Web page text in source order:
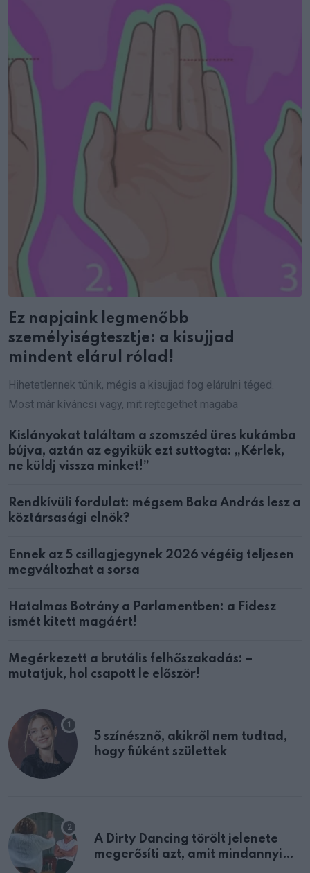
Ez napjaink legmenőbb
személyiségtesztje: a kisujjad
mindent elárul rólad!
Hihetetlennek tűnik, mégis a kisujjad fog elárulni téged.
Most már kíváncsi vagy, mit rejtegethet magába
Kislányokat találtam a szomszéd üres kukámba
bújva, aztán az egyikük ezt suttogta: „Kérlek,
ne küldj vissza minket!”
Rendkívüli fordulat: mégsem Baka András lesz a
köztársasági elnök?
Ennek az 5 csillagjegynek 2026 végéig teljesen
megváltozhat a sorsa
Hatalmas Botrány a Parlamentben: a Fidesz
ismét kitett magáért!
Megérkezett a brutális felhőszakadás: –
mutatjuk, hol csapott le először!
5 színésznő, akikről nem tudtad,
hogy fiúként születtek
A Dirty Dancing törölt jelenete
megerősíti azt, amit mindannyian